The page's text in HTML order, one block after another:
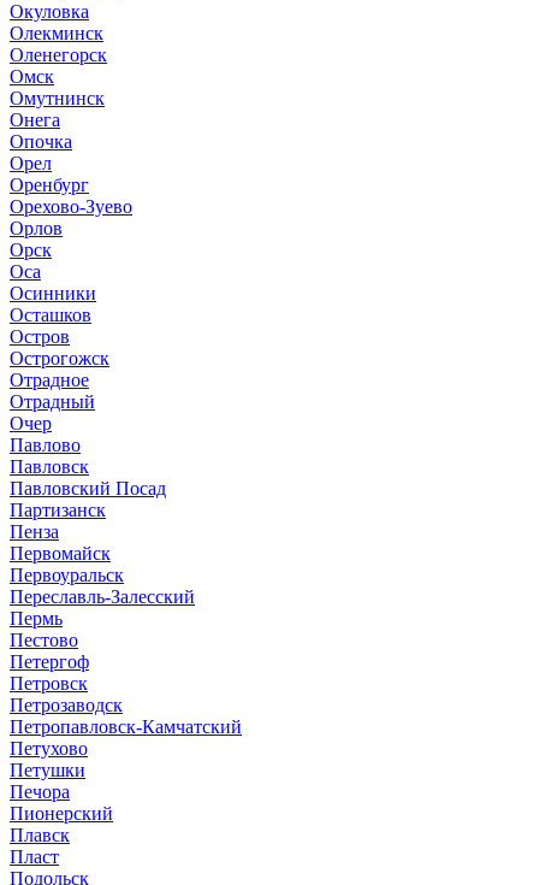
Окуловка
Олекминск
Оленегорск
Омск
Омутнинск
Онега
Опочка
Орел
Оренбург
Орехово-Зуево
Орлов
Орск
Оса
Осинники
Осташков
Остров
Острогожск
Отрадное
Отрадный
Очер
Павлово
Павловск
Павловский Посад
Партизанск
Пенза
Первомайск
Первоуральск
Переславль-Залесский
Пермь
Пестово
Петергоф
Петровск
Петрозаводск
Петропавловск-Камчатский
Петухово
Петушки
Печора
Пионерский
Плавск
Пласт
Подольск